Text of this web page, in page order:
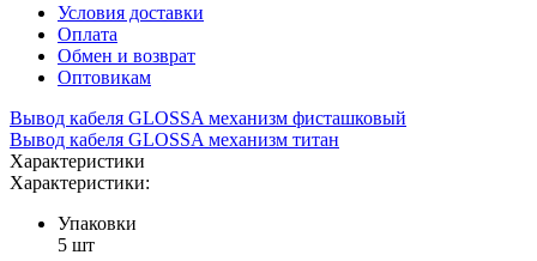
Условия доставки
Оплата
Обмен и возврат
Оптовикам
Вывод кабеля GLOSSA механизм фисташковый
Вывод кабеля GLOSSA механизм титан
Характеристики
Характеристики:
Упаковки
5 шт